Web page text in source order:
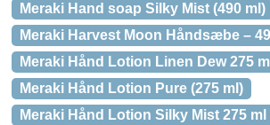
Meraki Hand soap Silky Mist (490 ml)
Meraki Harvest Moon Håndsæbe –
Meraki Hånd Lotion Linen Dew 275 ml
Meraki Hånd Lotion Pure (275 ml)
Meraki Hånd Lotion Silky Mist 275 ml